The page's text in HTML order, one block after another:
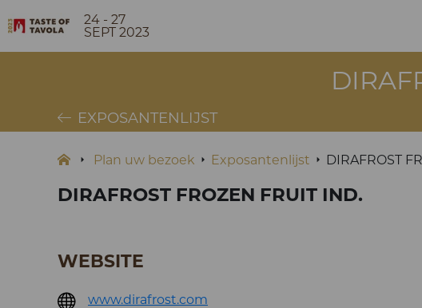
24 - 27
SEPT 2023
EXPOSANTENLIJST
Plan uw bezoek Exposantenlijst DIRAFROST
DIRAFROST FROZEN FRUIT IND.
WEBSITE
www.dirafrost.com